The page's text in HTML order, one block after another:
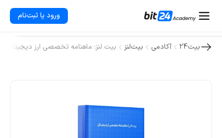
ورود یا ثبت‌نام
بیت24 آکادمی بیت‌لنز بیت لنز: ماهنامه تخصصی ارز دیجیتال؛ شماره ۲،